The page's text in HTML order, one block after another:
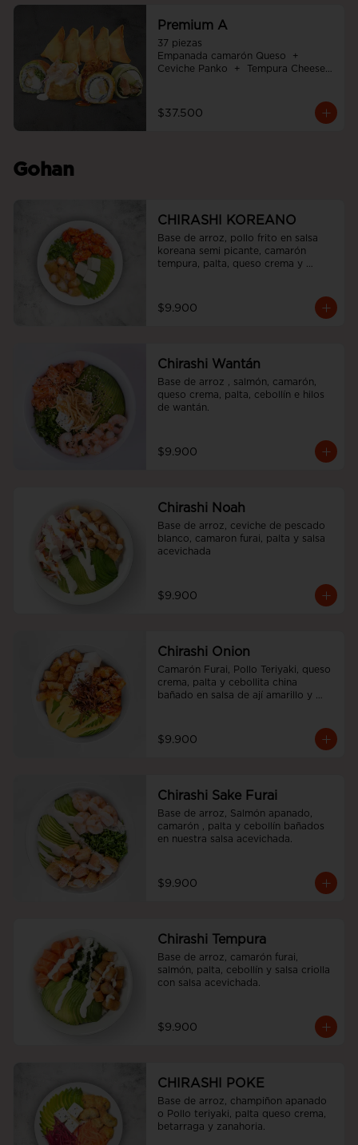
Premium A
37 piezas
Empanada camarón Queso  +
Ceviche Panko  +  Tempura Cheese
$37.500
Gohan
CHIRASHI KOREANO
Base de arroz, pollo frito en salsa
koreana semi picante, camarón
tempura, palta, queso crema y
$9.900
Chirashi Wantán
Base de arroz , salmón, camarón,
queso crema, palta, cebollín e hilos
de wantán.
$9.900
Chirashi Noah
Base de arroz, ceviche de pescado
blanco, camaron furai, palta y salsa
acevichada
$9.900
Chirashi Onion
Camarón Furai, Pollo Teriyaki, queso
crema, palta y cebollita china
bañado en salsa de ají amarillo y
$9.900
Chirashi Sake Furai
Base de arroz, Salmón apanado,
camarón , palta y cebollín bañados
en nuestra salsa acevichada.
$9.900
Chirashi Tempura
Base de arroz, camarón furai,
salmón, palta, cebollín y salsa criolla
con salsa acevichada.
$9.900
CHIRASHI POKE
Base de arroz, champiñon apanado
o Pollo teriyaki, palta queso crema,
betarraga y zanahoria.